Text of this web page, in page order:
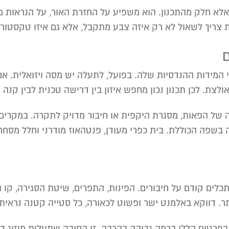
אלא חלק מהתכנון. הוא משפיע על החזרת האור, על
לשאול לא רק איזה צבע מתקבל, אלא גם איזו
ההנדסיות שלה. בפועל, לתעלה יש מסה ויזואלית.
לכן תכנון נכון מחפש איזון בין דרישה טכנית לבין קנה
הפאות, מסגרת היקפית או חיבור מדויק לתקרה. במקרים
בשפה הכוללת. בית כפרי מעודן, פנטהאוז מודרני וחלל
קודם על חיבורים. הפינות, התפרים, שיטת הסגירה,
דווקא באלמנט ישר ופשוט לכאורה, כל סטייה קטנה